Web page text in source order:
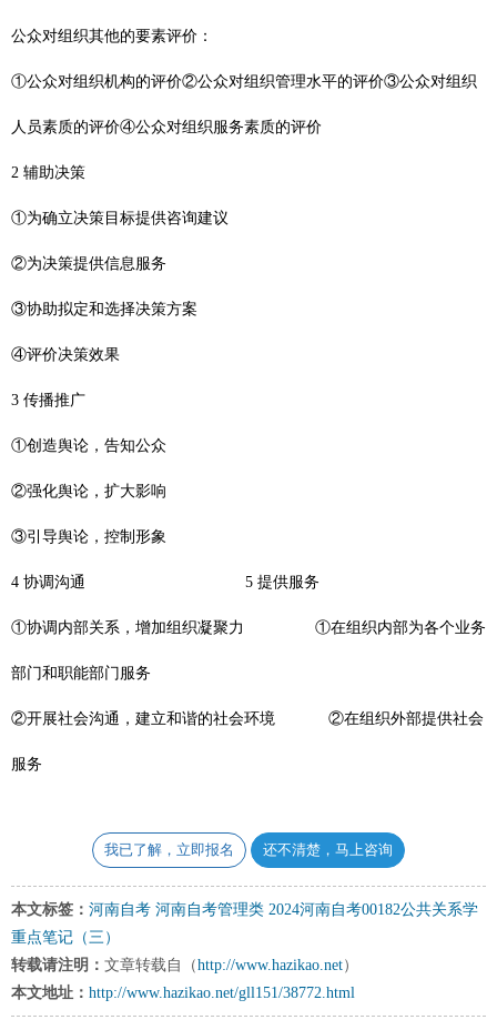
公众对组织其他的要素评价：
①公众对组织机构的评价②公众对组织管理水平的评价③公众对组织
人员素质的评价④公众对组织服务素质的评价
2 辅助决策
①为确立决策目标提供咨询建议
②为决策提供信息服务
③协助拟定和选择决策方案
④评价决策效果
3 传播推广
①创造舆论，告知公众
②强化舆论，扩大影响
③引导舆论，控制形象
4 协调沟通 5 提供服务
①协调内部关系，增加组织凝聚力 ①在组织内部为各个业务
部门和职能部门服务
②开展社会沟通，建立和谐的社会环境 ②在组织外部提供社会
服务
我已了解，立即报名 还不清楚，马上咨询
本文标签： 河南自考 河南自考管理类 2024河南自考00182公共关系学
重点笔记（三）
转载请注明： 文章转载自（http://www.hazikao.net）
本文地址： http://www.hazikao.net/gll151/38772.html